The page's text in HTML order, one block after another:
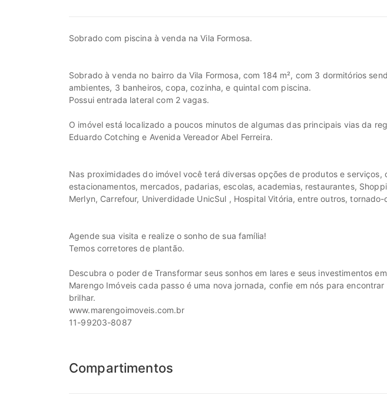
Sobrado com piscina à venda na Vila Formosa.
Sobrado à venda no bairro da Vila Formosa, com 184 m², com 3 dormitórios
ambientes, 3 banheiros, copa, cozinha, e quintal com piscina.
Possui entrada lateral com 2 vagas.
O imóvel está localizado a poucos minutos de algumas das principais vias da
Eduardo Cotching e Avenida Vereador Abel Ferreira.
Nas proximidades do imóvel você terá diversas opções de produtos e serviços,
estacionamentos, mercados, padarias, escolas, academias, restaurantes,
Merlyn, Carrefour, Univerdidade UnicSul , Hospital Vitória, entre outros,
Agende sua visita e realize o sonho de sua família!
Temos corretores de plantão.
Descubra o poder de Transformar seus sonhos em lares e seus investimentos
Marengo Imóveis cada passo é uma nova jornada, confie em nós para
brilhar.
www.marengoimoveis.com.br
11-99203-8087
Compartimentos